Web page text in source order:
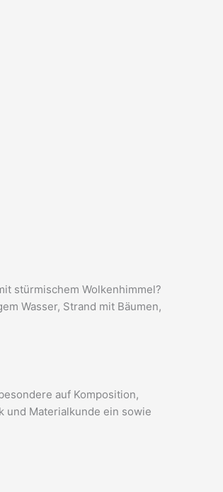
stürmischem Wolkenhimmel?
Wasser, Strand mit Bäumen,
auf Komposition,
und Materialkunde ein sowie